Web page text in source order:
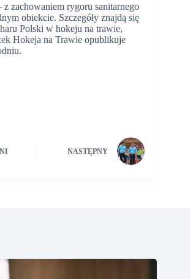
z zachowaniem rygoru sanitarnego
obiekcie. Szczegóły znajdą się
Polski w hokeju na trawie,
Hokeja na Trawie opublikuje
NASTĘPNY